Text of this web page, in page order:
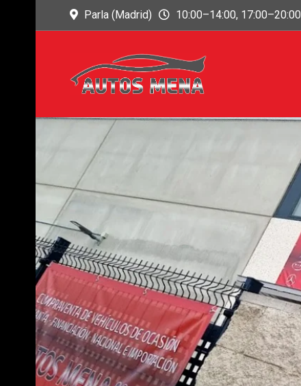
Parla (Madrid) 10:00–14:00, 17:00–20:00